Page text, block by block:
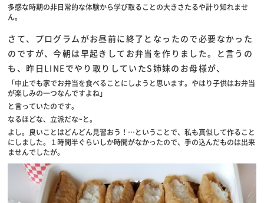
多感な時期の非日常的な体験から学び取ることの大きさたるや計り知れませ
ん。
さて、プログラムがお昼前に終了となったので必要なかった
のですが、今朝は早起きしてお弁当を作りました。と言うの
も、昨日LINEでやり取りしていたS姉妹のお母様が、
「中止でも家でお弁当を食べることにしようと思います。やはり子供はお弁当
が楽しみの一つなんですよね」
と言っていたのです。
なるほどな、立派だな~と。
よし。良いことはどんどん見習おう！…ということで、私も真似して作ること
にしました。１時間半ぐらいしか時間がなかったので、手の込んだものは出来
ませんでしたが。